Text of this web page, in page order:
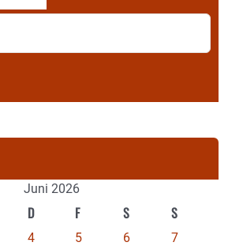
Juni 2026
D F S S
4 5 6
7